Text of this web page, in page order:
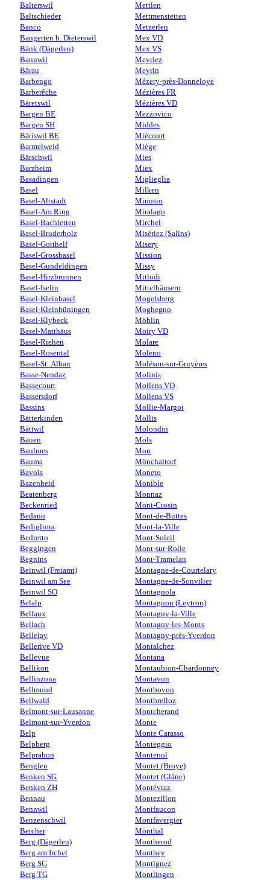
Balterswil
Baltschieder
Banco
Bangerten b. Dieterswil
Bänk (Dägerlen)
Bannwil
Bärau
Barbengo
Barberêche
Bäretswil
Bargen BE
Bargen SH
Bäriswil BE
Barmelweid
Bärschwil
Barzheim
Basadingen
Basel
Basel-Altstadt
Basel-Am Ring
Basel-Bachletten
Basel-Bruderholz
Basel-Gotthelf
Basel-Grossbasel
Basel-Gundeldingen
Basel-Hirzbrunnen
Basel-Iselin
Basel-Kleinbasel
Basel-Kleinhüningen
Basel-Klybeck
Basel-Matthäus
Basel-Riehen
Basel-Rosental
Basel-St. Alban
Basse-Nendaz
Bassecourt
Bassersdorf
Bassins
Bätterkinden
Bättwil
Bauen
Baulmes
Bauma
Bavois
Bazenheid
Beatenberg
Beckenried
Bedano
Bedigliora
Bedretto
Beggingen
Begnins
Beinwil (Freiamt)
Beinwil am See
Beinwil SO
Belalp
Belfaux
Bellach
Bellelay
Bellerive VD
Bellevue
Bellikon
Bellinzona
Bellmund
Bellwald
Belmont-sur-Lausanne
Belmont-sur-Yverdon
Belp
Belpberg
Belprahon
Benglen
Benken SG
Benken ZH
Bennau
Bennwil
Benzenschwil
Bercher
Berg (Dägerlen)
Berg am Irchel
Berg SG
Berg TG
Mettlen
Mettmenstetten
Metzerlen
Mex VD
Mex VS
Meyriez
Meyrin
Mézery-près-Donneloye
Mézières FR
Mézières VD
Mezzovico
Middes
Miécourt
Miège
Mies
Miex
Miglieglia
Milken
Minusio
Miralago
Mirchel
Misériez (Salins)
Misery
Mission
Missy
Mitlödi
Mittelhäusern
Mogelsberg
Moghegno
Möhlin
Moiry VD
Molare
Moleno
Moléson-sur-Gruyères
Molinis
Mollens VD
Mollens VS
Mollie-Margot
Mollis
Molondin
Mols
Mon
Mönchaltorf
Moneto
Monible
Monnaz
Mont-Crosin
Mont-de-Buttes
Mont-la-Ville
Mont-Soleil
Mont-sur-Rolle
Mont-Tramelan
Montagne-de-Courtelary
Montagne-de-Sonvilier
Montagnola
Montagnon (Leytron)
Montagny-la-Ville
Montagny-les-Monts
Montagny-près-Yverdon
Montalchez
Montana
Montaubion-Chardonney
Montavon
Montbovon
Montbrelloz
Montcherand
Monte
Monte Carasso
Monteggio
Montenol
Montet (Broye)
Montet (Glâne)
Montévraz
Montezillon
Montfaucon
Montfavergier
Mönthal
Montherod
Monthey
Montignez
Montlingen